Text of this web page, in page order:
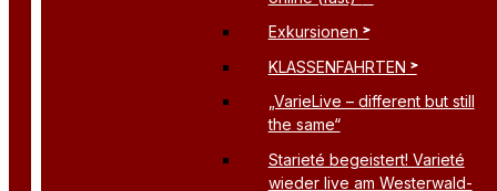
Exkursionen
KLASSENFAHRTEN
„VarieLive – different but still
the same“
Starieté begeistert! Varieté
wieder live am Westerwald-